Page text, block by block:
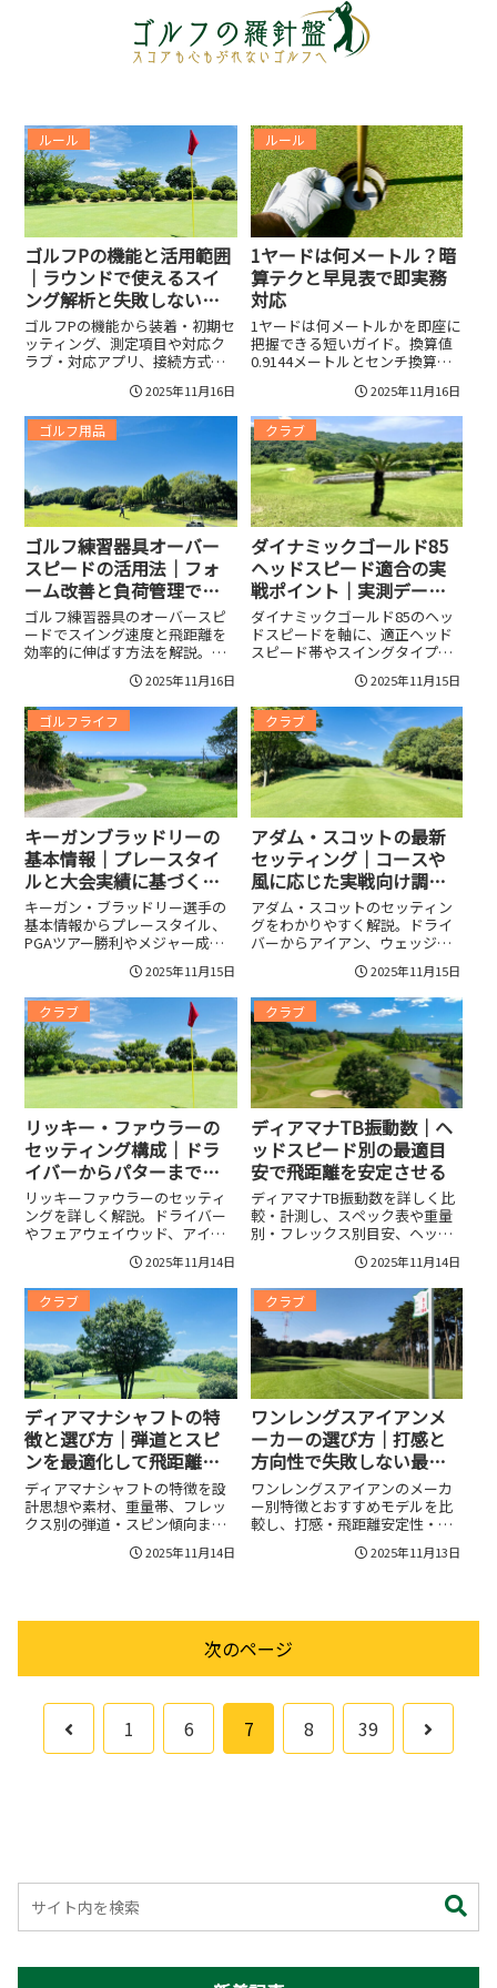
ルール
ゴルフPの機能と活用範囲
｜ラウンドで使えるスイ
ング解析と失敗しない導
入チェック
ゴルフPの機能から装着・初期セ
ッティング、測定項目や対応ク
ラブ・対応アプリ、接続方式や
説。精度や互換性、保証やサポ
ートの確認ポイント、ラウンド
でのスイング解析や距離管理、
トラブル対処と日常メンテナン
ス、導入後の最適な次の一歩ま
で具体的に提案し、購入検討者
や上達を目指すプレーヤー必見
のチェックリスト付きで選び方
や活用法がすぐわかります
2025年11月16日
ルール
1ヤードは何メートル？暗
算テクと早見表で即実務
対応
1ヤードは何メートルかを即座に
把握できる短いガイド。換算値
0.9144メートルとセンチ換算、
スポーツ別目安、ミスを防ぐチ
ェック項目と実務向けツールや
早見表の活用法までわかりやす
く紹介。具体的な換算式と計算
例、暗算近似やExcelテンプレー
ト、印刷用早見表で実務やスポ
ーツの現場で即活用できます。
2025年11月16日
ゴルフ用品
ゴルフ練習器具オーバー
スピードの活用法｜フォ
ーム改善と負荷管理で安
全に飛距離アップ！
ゴルフ練習器具のオーバースピ
ードでスイング速度と飛距離を
効率的に伸ばす方法を解説。基
本セットや器具タイプ別の使い
分け、負荷調整と安全対策、フ
ォームチェックや測定・継続プ
ランまで実戦的に紹介。
2025年11月16日
クラブ
ダイナミックゴールド85
ヘッドスピード適合の実
戦ポイント｜実測データ
とセッティングで飛距離
と弾道を最適化
ダイナミックゴールド85のヘッ
ドスピードを軸に、適正ヘッド
スピード帯やスイングタイプ別
の適合、弾道・飛距離・打感の
実戦特性、計測と調整手順、ヘ
ッド重量・シャフト長・グリッ
プやロフト調整によるセッティ
ング効果も実測で示し、最適セ
ッティング例、類似モデル比
較、導入判断のチェックリスト
まで、試打データを交えてわか
りやすく解説します。
2025年11月15日
ゴルフライフ
キーガンブラッドリーの
基本情報｜プレースタイ
ルと大会実績に基づく今
後の注目ポイントを解説
キーガン・ブラッドリー選手の
基本情報からプレースタイル、
PGAツアー勝利やメジャー成
績、ドライバーやパターなど使
用クラブ、トレーニングと試合
前ルーティンまで一目で把握で
きる詳報。強みと今後の注目ポ
イントをデータとハイライトで
わかりやすく整理し、ファンや
競技者が知りたい要点を網羅し
ます。
2025年11月15日
クラブ
アダム・スコットの最新
セッティング｜コースや
風に応じた実戦向け調整
法を公開！
アダム・スコットのセッティン
グをわかりやすく解説。ドライ
バーからアイアン、ウェッジ、
パター、ボールまでの最新構成
とロフト・シャフト・長さ・バ
ランスの調整法、リンクスや強
風対応、ラウンド前チェックや
トーナメント中の微調整、フィ
ッティングと中古選びの実務ポ
イントを網羅し、勝負を左右す
るセットアップを具体例で紹
介。
2025年11月15日
クラブ
リッキー・ファウラーの
セッティング構成｜ドラ
イバーからパターまで再
現する調整ポイント
リッキーファウラーのセッティ
ングを詳しく解説。ドライバー
やフェアウェイウッド、アイア
ン、ウェッジ、パター、ボー
ル、グリップ別の最適調整やロ
フト・シャフト選び、再現時の
注意点まで実戦で使える具体的
な指針を紹介。プロの調整ポイ
ントや実測データつきのおすす
めセッティング例、バウンスや
グラインド選びのコツまで幅広
くカバー。コースで再現しやす
い細かな設定方法を実践向けに
整理。
2025年11月14日
クラブ
ディアマナTB振動数｜ヘ
ッドスピード別の最適目
安で飛距離を安定させる
ディアマナTB振動数を詳しく比
較・計測し、スペック表や重量
別・フレックス別目安、ヘッド
スピード別の合わせ方、計測手
順と仕様公差、プロ採用例や調
整ポイントまで実用的に紹介。
打感やミート率、フェース挙
動、左右のブレと飛距離安定性
への影響を数値で示し、自分の
スイングに合うTBモデル選びを
サポート。短時間で実践できる
チェックリスト付き
2025年11月14日
クラブ
ディアマナシャフトの特
徴と選び方｜弾道とスピ
ンを最適化して飛距離と
方向性を改善！
ディアマナシャフトの特徴を設
計思想や素材、重量帯、フレッ
クス別の弾道・スピン傾向まで
の違いやクラブ別の相性、試打
2025年11月14日
クラブ
ワンレングスアイアンメ
ーカーの選び方｜打感と
方向性で失敗しない最短
ステップ
ワンレングスアイアンのメーカ
ー別特徴とおすすめモデルを比
較し、打感・飛距離安定性・方
スまでわかりやすく解説。
も押さえて、用途別に最短で納
2025年11月13日
次のページ
前
1 6 7 8 39
次